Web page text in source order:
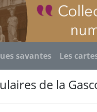
savantes Les
de la